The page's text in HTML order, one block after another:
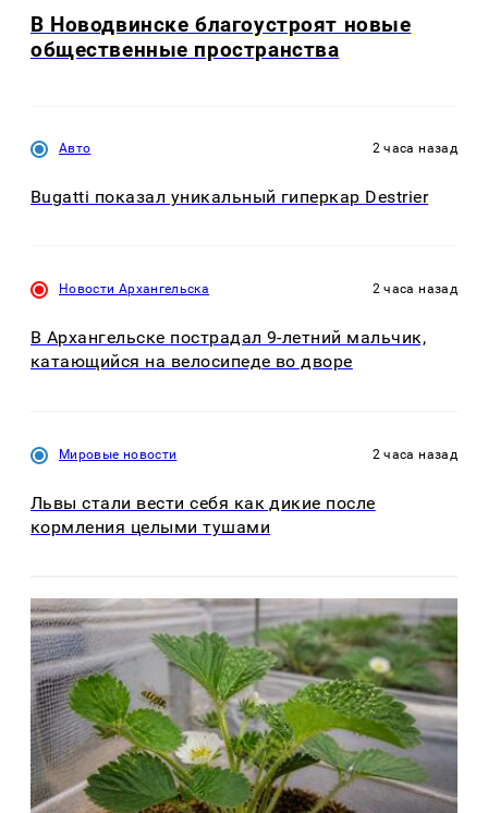
В Новодвинске благоустроят новые
общественные пространства
Авто 2 часа назад
Bugatti показал уникальный гиперкар Destrier
Новости Архангельска 2 часа назад
В Архангельске пострадал 9-летний мальчик,
катающийся на велосипеде во дворе
Мировые новости 2 часа назад
Львы стали вести себя как дикие после
кормления целыми тушами